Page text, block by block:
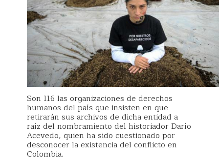
Son 116 las organizaciones de derechos
humanos del país que insisten en que
retirarán sus archivos de dicha entidad a
raíz del nombramiento del historiador Darío
Acevedo, quien ha sido cuestionado por
desconocer la existencia del conflicto en
Colombia.